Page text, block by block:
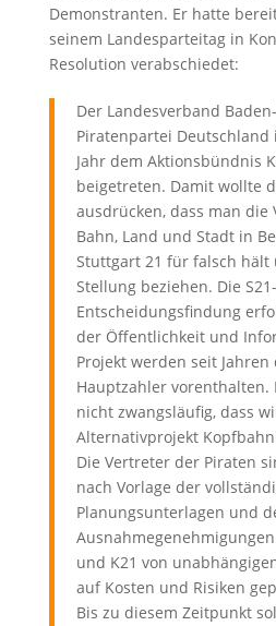
Demonstranten. Er hatte
seinem Landesparteitag in
Resolution verabschiedet:
Der Landesverband
Piratenpartei Deutschland
Jahr dem Aktionsbündnis
beigetreten. Damit wollte
ausdrücken, dass man die
Bahn, Land und Stadt in
Stuttgart 21 für falsch hält
Stellung beziehen. Die S21-
Entscheidungsfindung
der Öffentlichkeit und
Projekt werden seit
Hauptzahler vorenthalten.
nicht zwangsläufig, dass
Alternativprojekt
Die Vertreter der Piraten
nach Vorlage der
Planungsunterlagen und
und K21 von
auf Kosten und Risiken
Bis zu diesem Zeitpunkt